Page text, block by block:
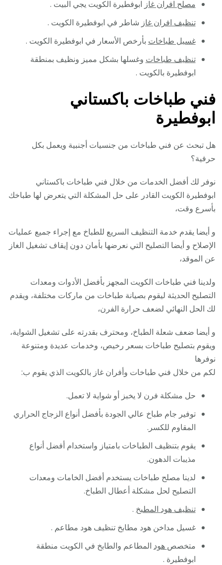
مصلح افران غاز ابوفطيرة الكويت يجي البيت .
تنظيف افران غاز شاطر في ابوفطيرة الكويت .
غسيل طباخات بأرخص الأسعار في ابوفطيرة الكويت .
تنظيف طباخات وغسلها بشكل مميز ونظيف بمنطقة
ابوفطيرة بالكويت .
فني طباخات باكستاني
ابوفطيرة
هل تبحث عن فني طباخات من جنسيات أجنبية ويعمل بكل
حرفية؟
نوفر لك أفضل الخدمات من خلال فني طباخات باكستاني
ابوفطيرة الكويت القادر على حل المشكلة التي يتعرض لها طباخك
بأسرع وقت،
و أيضا يقدم خدمة التنظيف السريع للطباخ مع إجراء جميع عمليات
الإصلاح و أيضا التصليح التي نعرضها بأمان دون إيقاف تشغيل الغاز
عن الموقد،
ولدينا فني طباخات الكويت المجهز بأفضل الأدوات ومعدات
التصليح الحديثة ليقوم بصيانة طباخات من ماركات مختلفة، ويقدم
لك الحل النهائي لضعف حرارة الفرن،
و أيضا ضعف شعلة الطباخ، ومحترف بقدرته على تشغيل الشواية،
ويقوم بتصليح طباخات بسعر رخيص، وخدمات عديدة ومتنوعة
نوفرها
لكم من خلال فني طباخات وأفران غاز بالكويت الذي يقوم ب:
حل مشكلة فرن لا يخبز أو شواية لا تعمل.
توفير جام طباخ عالي الجودة بأفضل أنواع الزجاج الحراري
المقاوم للكسر.
يقوم بتنظيف الطباخات بامتياز واستخدام أفضل أنواع
مذيبات الدهون.
لدينا مصلح طباخات يستخدم أفضل الخامات ومعدات
التصليح لحل مشكلة أعطال الطباخ.
تنظيف هود المطبخ .
غسيل مداخن هود مطابخ تنظيف هود مطاعم .
متخصص هود المطاعم والطابخ في الكويت منطقة
ابوفطيرة .